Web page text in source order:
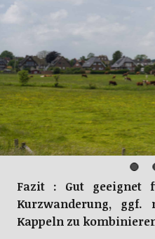
Fazit : Gut
Kurzwanderung,
Kappeln zu